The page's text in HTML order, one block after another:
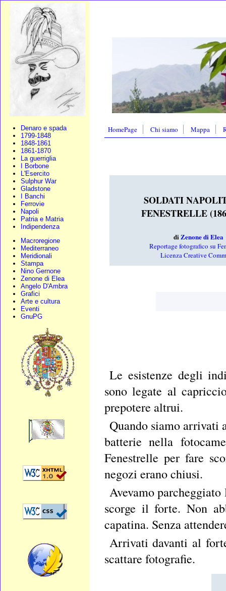
Denaro e spada
1799-1848
1848-1861
1861-1870
La guerriglia
I Borbone
L'Esercito
Sulphur War
Gladstone
I Banchi
Ferrovie
Napoli
Patria e Matria
Indipendenza
Macroregione
Mediterraneo
Meridionali
Stampa
Nino Gernone
Zenone di Elea
Angelo D'Ambra
Grafici
Arte e cultura
Eventi
GnuPG
HomePage Chi siamo Mappa
SOLDATI
FENESTRELLE
diZenone di Elea
Reportage fotografico su
Licenza Creative
Le esistenze degli
sono legate al
prepotere altrui.
Quando siamo arrivati
batterie nella
Fenestrelle per fare
negozi erano chiusi.
Avevamo
scorge il forte. Non
capatina. Senza
Arrivati davanti al
scattare fotografie.